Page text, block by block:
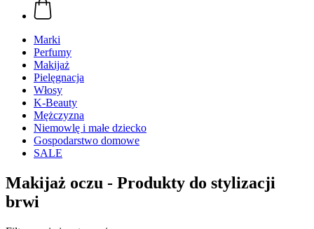
Marki
Perfumy
Makijaż
Pielęgnacja
Włosy
K-Beauty
Mężczyzna
Niemowlę i małe dziecko
Gospodarstwo domowe
SALE
Makijaż oczu - Produkty do stylizacji
brwi